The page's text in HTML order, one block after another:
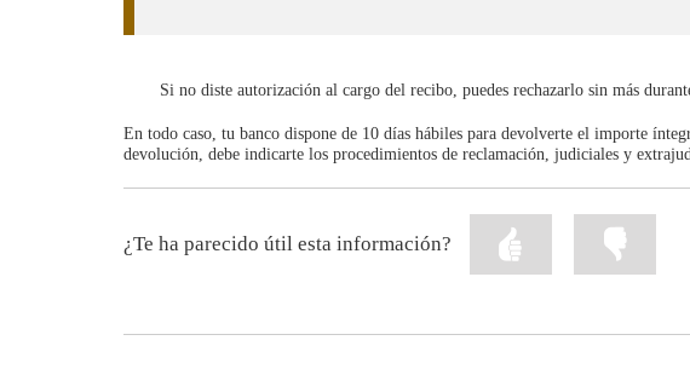
Si no diste autorización al cargo del recibo, puedes rechazarlo sin más
En todo caso, tu banco dispone de 10 días hábiles para devolverte el importe
devolución, debe indicarte los procedimientos de reclamación, judiciales y
¿Te ha parecido útil esta información?
Marcar
información